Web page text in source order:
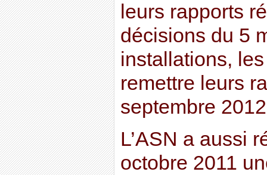
leurs rapports
décisions du 5
installations,
remettre leurs
septembre
L’ASN a aussi
octobre 2011